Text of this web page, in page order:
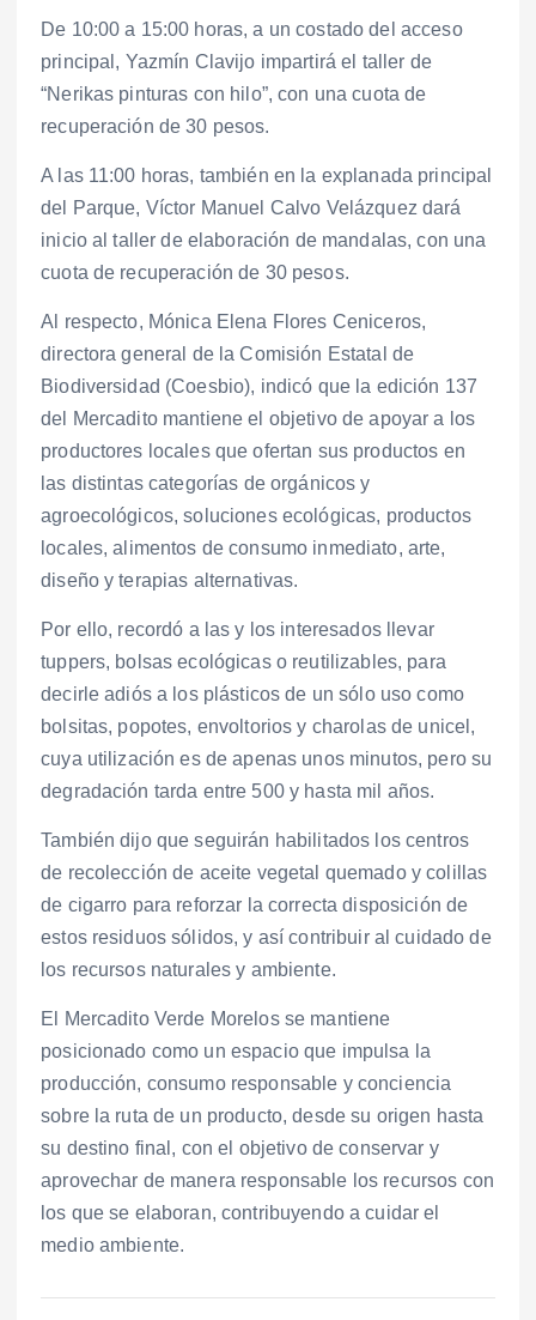
De 10:00 a 15:00 horas, a un costado del acceso
principal, Yazmín Clavijo impartirá el taller de
“Nerikas pinturas con hilo”, con una cuota de
recuperación de 30 pesos.
A las 11:00 horas, también en la explanada principal
del Parque, Víctor Manuel Calvo Velázquez dará
inicio al taller de elaboración de mandalas, con una
cuota de recuperación de 30 pesos.
Al respecto, Mónica Elena Flores Ceniceros,
directora general de la Comisión Estatal de
Biodiversidad (Coesbio), indicó que la edición 137
del Mercadito mantiene el objetivo de apoyar a los
productores locales que ofertan sus productos en
las distintas categorías de orgánicos y
agroecológicos, soluciones ecológicas, productos
locales, alimentos de consumo inmediato, arte,
diseño y terapias alternativas.
Por ello, recordó a las y los interesados llevar
tuppers, bolsas ecológicas o reutilizables, para
decirle adiós a los plásticos de un sólo uso como
bolsitas, popotes, envoltorios y charolas de unicel,
cuya utilización es de apenas unos minutos, pero su
degradación tarda entre 500 y hasta mil años.
También dijo que seguirán habilitados los centros
de recolección de aceite vegetal quemado y colillas
de cigarro para reforzar la correcta disposición de
estos residuos sólidos, y así contribuir al cuidado de
los recursos naturales y ambiente.
El Mercadito Verde Morelos se mantiene
posicionado como un espacio que impulsa la
producción, consumo responsable y conciencia
sobre la ruta de un producto, desde su origen hasta
su destino final, con el objetivo de conservar y
aprovechar de manera responsable los recursos con
los que se elaboran, contribuyendo a cuidar el
medio ambiente.